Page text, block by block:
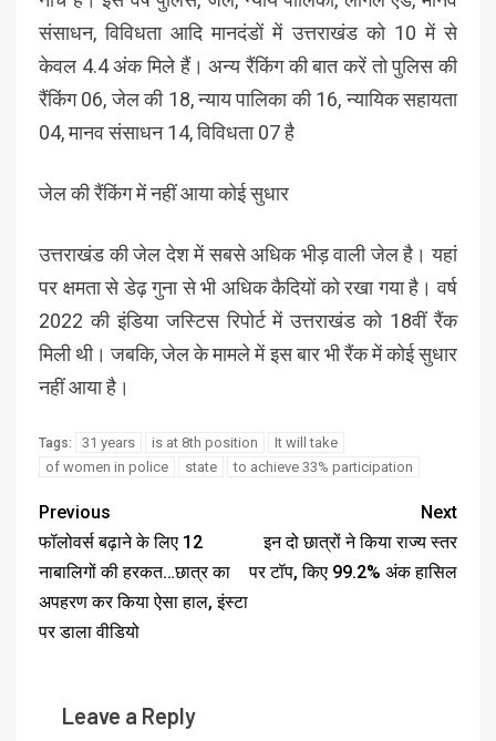
संसाधन, विविधता आदि मानदंडों में उत्तराखंड को 10 में से
केवल 4.4 अंक मिले हैं। अन्य रैंकिंग की बात करें तो पुलिस की
रैंकिंग 06, जेल की 18, न्याय पालिका की 16, न्यायिक सहायता
04, मानव संसाधन 14, विविधता 07 है
जेल की रैंकिंग में नहीं आया कोई सुधार
उत्तराखंड की जेल देश में सबसे अधिक भीड़ वाली जेल है। यहां
पर क्षमता से डेढ़ गुना से भी अधिक कैदियों को रखा गया है। वर्ष
2022 की इंडिया जस्टिस रिपोर्ट में उत्तराखंड को 18वीं रैंक
मिली थी। जबकि, जेल के मामले में इस बार भी रैंक में कोई सुधार
नहीं आया है।
Tags: 31 years is at 8th position
It will take
of women in police
state to achieve 33% participation
Previous
फॉलोवर्स बढ़ाने के लिए 12
नाबालिगों की हरकत…छात्र का
अपहरण कर किया ऐसा हाल, इंस्टा
पर डाला वीडियो
Next
इन दो छात्रों ने किया राज्य स्तर
पर टॉप, किए 99.2% अंक हासिल
Leave a Reply